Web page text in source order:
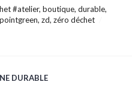
#atelier, boutique, durable,
, zd, zéro déchet
DURABLE